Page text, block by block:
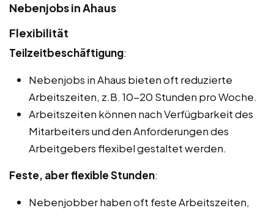
Nebenjobs in Ahaus
Flexibilität
Teilzeitbeschäftigung:
Nebenjobs in Ahaus bieten oft reduzierte
Arbeitszeiten, z.B. 10-20 Stunden pro Woche.
Arbeitszeiten können nach Verfügbarkeit des
Mitarbeiters und den Anforderungen des
Arbeitgebers flexibel gestaltet werden.
Feste, aber flexible Stunden:
Nebenjobber haben oft feste Arbeitszeiten,